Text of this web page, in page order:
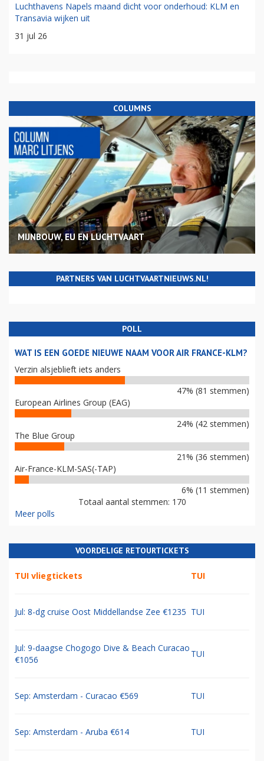
Luchthavens Napels maand dicht voor onderhoud: KLM en
Transavia wijken uit
31 jul 26
COLUMNS
MIJNBOUW, EU EN LUCHTVAART
PARTNERS VAN LUCHTVAARTNIEUWS.NL!
POLL
WAT IS EEN GOEDE NIEUWE NAAM VOOR AIR FRANCE-KLM?
Verzin alsjeblieft iets anders
47% (81 stemmen)
European Airlines Group (EAG)
24% (42 stemmen)
The Blue Group
21% (36 stemmen)
Air-France-KLM-SAS(-TAP)
6% (11 stemmen)
Totaal aantal stemmen: 170
Meer polls
VOORDELIGE RETOURTICKETS
TUI vliegtickets TUI
Jul: 8-dg cruise Oost Middellandse Zee €1235 TUI
Jul: 9-daagse Chogogo Dive & Beach Curacao
€1056
TUI
Sep: Amsterdam - Curacao €569 TUI
Sep: Amsterdam - Aruba €614 TUI